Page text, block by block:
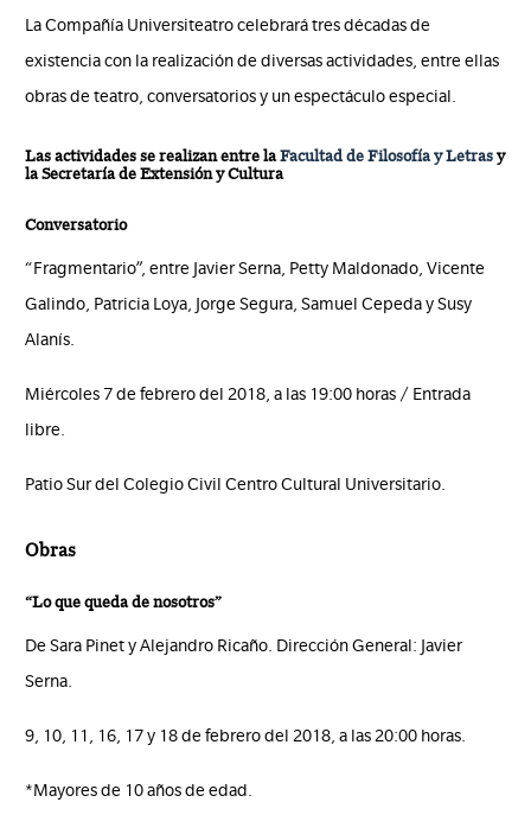
La Compañía Universiteatro celebrará tres décadas de
existencia con la realización de diversas actividades, entre ellas
obras de teatro, conversatorios y un espectáculo especial.
Las actividades se realizan entre laFacultad de Filosofía y Letrasy
la Secretaría de Extensión y Cultura
Conversatorio
“Fragmentario”, entre Javier Serna, Petty Maldonado, Vicente
Galindo, Patricia Loya, Jorge Segura, Samuel Cepeda y Susy
Alanís.
Miércoles 7 de febrero del 2018, a las 19:00 horas / Entrada
libre.
Patio Sur del Colegio Civil Centro Cultural Universitario.
Obras
“Lo que queda de nosotros”
De Sara Pinet y Alejandro Ricaño. Dirección General: Javier
Serna.
9, 10, 11, 16, 17 y 18 de febrero del 2018, a las 20:00 horas.
*Mayores de 10 años de edad.